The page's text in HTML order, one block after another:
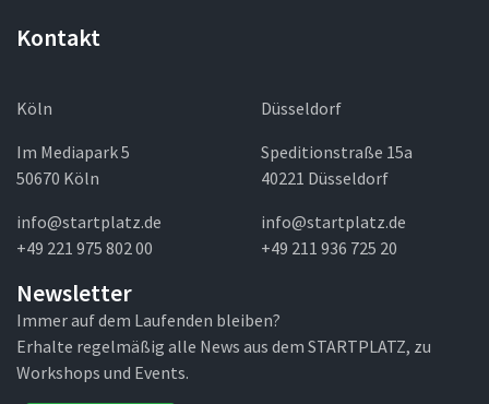
Kontakt
Köln
Im Mediapark 5
50670 Köln
info@startplatz.de
+49 221 975 802 00
Düsseldorf
Speditionstraße 15a
40221 Düsseldorf
info@startplatz.de
+49 211 936 725 20
Newsletter
Immer auf dem Laufenden bleiben?
Erhalte regelmäßig alle News aus dem STARTPLATZ, zu
Workshops und Events.